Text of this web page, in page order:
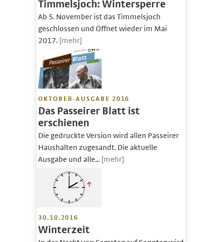
Timmelsjoch: Wintersperre
Ab 5. November ist das Timmelsjoch
geschlossen und Öffnet wieder im Mai
2017. [mehr]
OKTOBER-AUSGABE 2016
Das Passeirer Blatt ist
erschienen
Die gedruckte Version wird allen Passeirer
Haushalten zugesandt. Die aktuelle
Ausgabe und alle... [mehr]
30.10.2016
Winterzeit